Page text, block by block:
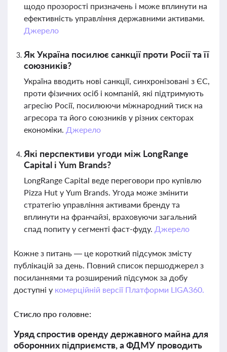
щодо прозорості призначень і може вплинути на
ефективність управління державними активами.
Джерело
Як Україна посилює санкції проти Росії та її
союзників?
Україна вводить нові санкції, синхронізовані з ЄС,
проти фізичних осіб і компаній, які підтримують
агресію Росії, посилюючи міжнародний тиск на
агресора та його союзників у різних секторах
економіки. Джерело
Які перспективи угоди між LongRange
Capital і Yum Brands?
LongRange Capital веде переговори про купівлю
Pizza Hut у Yum Brands. Угода може змінити
стратегію управління активами бренду та
вплинути на франчайзі, враховуючи загальний
спад попиту у сегменті фаст-фуду. Джерело
Кожне з питань — це короткий підсумок змісту
публікацій за день. Повний список першоджерел з
посиланнями та розширений підсумок за добу
доступні у комерційній версії Платформи LIGA360.
Стисло про головне:
Уряд спростив оренду державного майна для
оборонних підприємств, а ФДМУ проводить